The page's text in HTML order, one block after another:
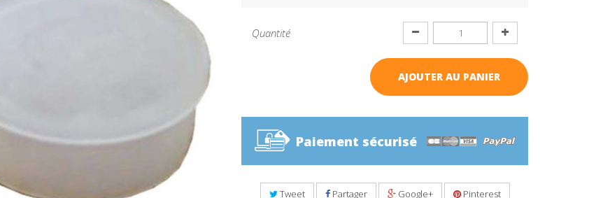
Quantité
AJOUTER AU PANIER
Paiement sécurisé
Tweet Partager Google+ Pinterest